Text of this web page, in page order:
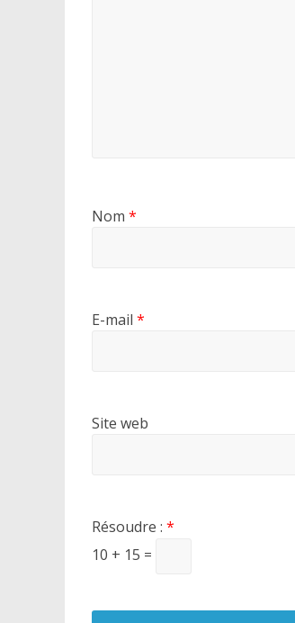
Nom *
E-mail *
Site web
Résoudre : *
10 + 15 =